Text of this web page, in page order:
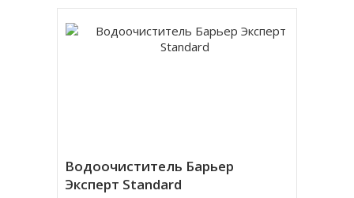
Водоочиститель Барьер
Эксперт Standard